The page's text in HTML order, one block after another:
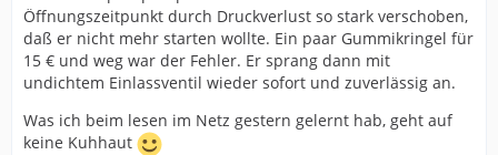
Öffnungszeitpunkt durch Druckverlust so stark verschoben,
daß er nicht mehr starten wollte. Ein paar Gummikringel für
15 € und weg war der Fehler. Er sprang dann mit
undichtem Einlassventil wieder sofort und zuverlässig an.
Was ich beim lesen im Netz gestern gelernt hab, geht auf
keine Kuhhaut